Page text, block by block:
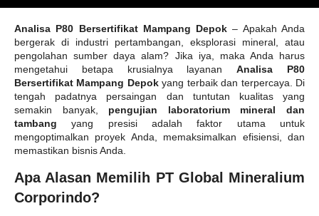
Analisa P80 Bersertifikat Mampang Depok – Apakah Anda
bergerak di industri pertambangan, eksplorasi mineral, atau
pengolahan sumber daya alam? Jika iya, maka Anda harus
mengetahui betapa krusialnya layananAnalisa P80
Bersertifikat Mampang Depokyang terbaik dan terpercaya. Di
tengah padatnya persaingan dan tuntutan kualitas yang
semakin banyak, pengujian laboratorium mineral dan
tambang yang presisi adalah faktor utama untuk
mengoptimalkan proyek Anda, memaksimalkan efisiensi, dan
memastikan bisnis Anda.
Apa Alasan Memilih PT Global Mineralium
Corporindo?